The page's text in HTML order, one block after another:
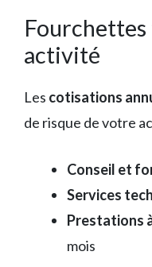
activité
Les cotisations
de risque de votre
Conseil et
Services
Prestations
mois